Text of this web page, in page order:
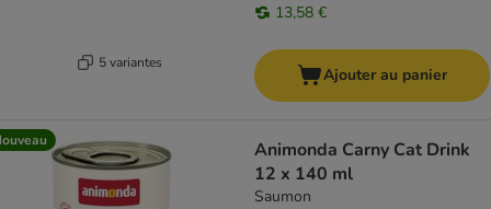
5 variantes
13,58 €
Ajouter au panier
Animonda Carny Cat Drink
12 x 140 ml
Saumon